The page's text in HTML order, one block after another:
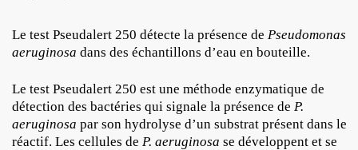
Le test Pseudalert 250 détecte la présence de Pseudomonas
aeruginosa dans des échantillons d’eau en bouteille.
Le test Pseudalert 250 est une méthode enzymatique de
détection des bactéries qui signale la présence de P.
aeruginosa par son hydrolyse d’un substrat présent dans le
réactif. Les cellules de P. aeruginosa se développent et se